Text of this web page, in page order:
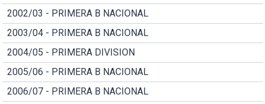
2002/03 - PRIMERA B NACIONAL
2003/04 - PRIMERA B NACIONAL
2004/05 - PRIMERA DIVISION
2005/06 - PRIMERA B NACIONAL
2006/07 - PRIMERA B NACIONAL